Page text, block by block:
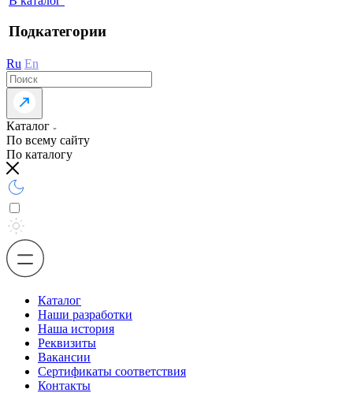
Подкатегории
Ru En
Каталог
По всему сайту
По каталогу
Каталог
Наши разработки
Наша история
Реквизиты
Вакансии
Сертификаты соответствия
Контакты